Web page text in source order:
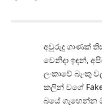
අවුරුදු ගාණක්
වෙනිදා ඉඳන්,
ලංකාවේ බැංකු
කලින් වගේ
බයේ ගැහෙන්න